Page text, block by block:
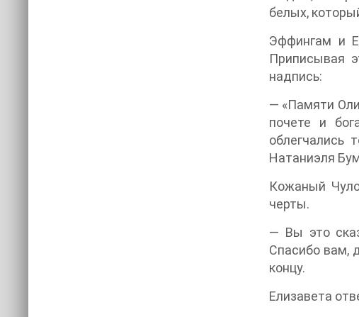
белых,
Эффингам и
Приписывая
надпись:
— «Памяти
почете и
облегчались
Натаниэля
Кожаный
черты.
— Вы это
Спасибо вам,
концу.
Елизавета